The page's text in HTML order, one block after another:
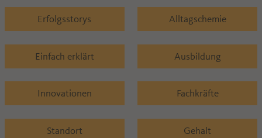
Erfolgsstorys Alltagschemie
Einfach erklärt Ausbildung
Innovationen Fachkräfte
Standort Gehalt